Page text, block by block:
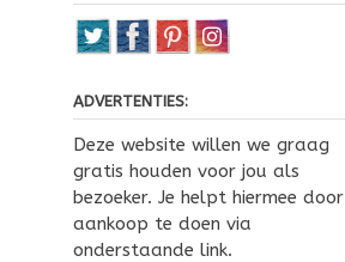
ADVERTENTIES:
Deze website willen we graag
gratis houden voor jou als
bezoeker. Je helpt hiermee door
aankoop te doen via
onderstaande link.